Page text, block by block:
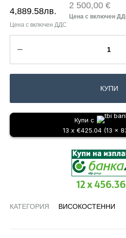
4,889.58лв.
2 500,00 €
КУПИ
Купи с
13 x €425.04 (13 x
12 x
КАТЕГОРИЯ ВИСОКОСТЕННИ